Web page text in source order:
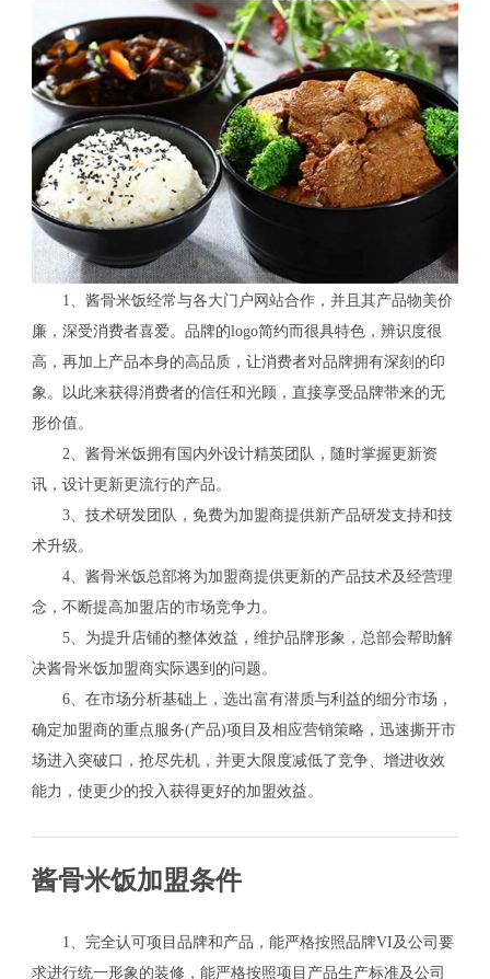
1、酱骨米饭经常与各大门户网站合作，并且其产品物美价
廉，深受消费者喜爱。品牌的logo简约而很具特色，辨识度很
高，再加上产品本身的高品质，让消费者对品牌拥有深刻的印
象。以此来获得消费者的信任和光顾，直接享受品牌带来的无
形价值。
2、酱骨米饭拥有国内外设计精英团队，随时掌握更新资
讯，设计更新更流行的产品。
3、技术研发团队，免费为加盟商提供新产品研发支持和技
术升级。
4、酱骨米饭总部将为加盟商提供更新的产品技术及经营理
念，不断提高加盟店的市场竞争力。
5、为提升店铺的整体效益，维护品牌形象，总部会帮助解
决酱骨米饭加盟商实际遇到的问题。
6、在市场分析基础上，选出富有潜质与利益的细分市场，
确定加盟商的重点服务(产品)项目及相应营销策略，迅速撕开市
场进入突破口，抢尽先机，并更大限度减低了竞争、增进收效
能力，使更少的投入获得更好的加盟效益。
酱骨米饭加盟条件
1、完全认可项目品牌和产品，能严格按照品牌VI及公司要
求进行统一形象的装修，能严格按照项目产品生产标准及公司